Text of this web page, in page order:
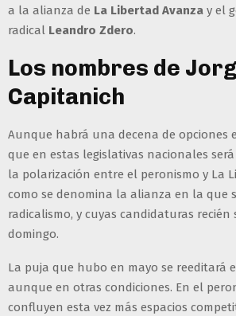
a la alianza de La Libertad Avanza y el
radical Leandro Zdero.
Los nombres de
Capitanich
Aunque habrá una decena de opciones
que en estas legislativas nacionales
la polarización entre el peronismo y La
como se denomina la alianza en la que
radicalismo, y cuyas candidaturas recién
domingo.
La puja que hubo en mayo se reeditará
aunque en otras condiciones. En el
confluyen esta vez más espacios